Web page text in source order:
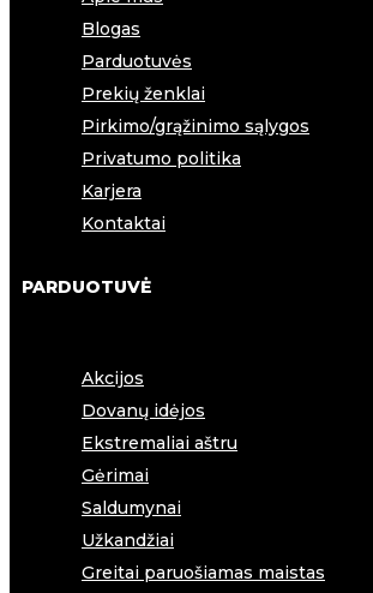
Blogas
Parduotuvės
Prekių ženklai
Pirkimo/grąžinimo sąlygos
Privatumo politika
Karjera
Kontaktai
PARDUOTUVĖ
Akcijos
Dovanų idėjos
Ekstremaliai aštru
Gėrimai
Saldumynai
Užkandžiai
Greitai paruošiamas maistas